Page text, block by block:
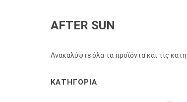
AFTER SUN
Ανακαλύψτε όλα τα προϊόντα και τις
ΚΑΤΗΓΟΡΙΑ